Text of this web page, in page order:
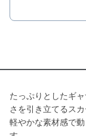
たっぷりとしたギ
さを引き立てるスカ
軽やかな素材感で